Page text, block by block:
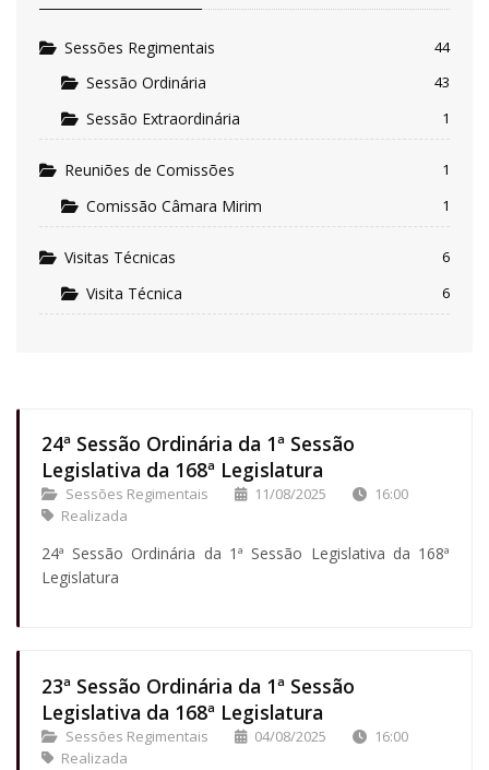
24ª Sessão Ordinária da 1ª Sessão
Legislativa da 168ª Legislatura
Sessões Regimentais 11/08/2025
16:00
Realizada
24ª Sessão Ordinária da 1ª Sessão Legislativa da 168ª
Legislatura
23ª Sessão Ordinária da 1ª Sessão
Legislativa da 168ª Legislatura
Sessões Regimentais 04/08/2025
16:00
Realizada
Sessões Regimentais 44
Sessão Ordinária 43
Sessão Extraordinária 1
Reuniões de Comissões 1
Comissão Câmara Mirim 1
Visitas Técnicas 6
Visita Técnica 6